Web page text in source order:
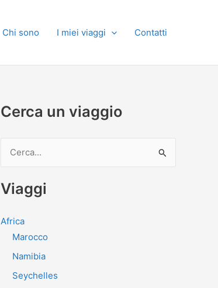
Chi sono I miei viaggi Contatti
Cerca un viaggio
r
a
Viaggi
Africa
Marocco
Namibia
Seychelles